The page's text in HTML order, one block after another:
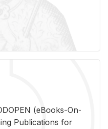
(eBo­oks-On-
Pub­li­ca­tions for